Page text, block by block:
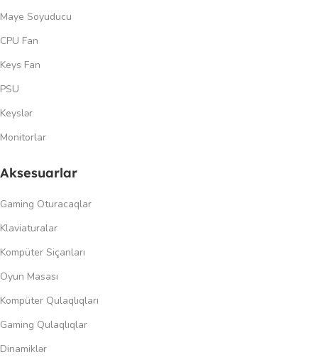
Maye Soyuducu
CPU Fan
Keys Fan
PSU
Keyslər
Monitorlar
Aksesuarlar
Gaming Oturacaqlar
Klaviaturalar
Kompüter Siçanları
Oyun Masası
Kompüter Qulaqlıqları
Gaming Qulaqlıqlar
Dinamiklər